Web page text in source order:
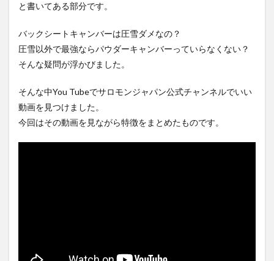
と書いてある部分です。
バックシートキャンバーは圧雪ダメなの？
圧雪以外で最強ならパウダーキャンバーっていらなくない？
そんな疑問が浮かびました。
そんな中You Tubeでサロモンジャパン公式チャンネルでいい
動画を見つけました。
今回はその動画を見ながら特徴をまとめたものです。